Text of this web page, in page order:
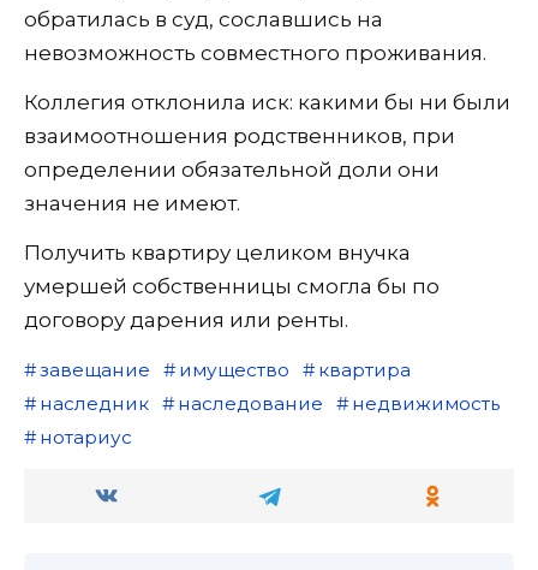
обратилась в суд, сославшись на
невозможность совместного проживания.
Коллегия отклонила иск: какими бы ни были
взаимоотношения родственников, при
определении обязательной доли они
значения не имеют.
Получить квартиру целиком внучка
умершей собственницы смогла бы по
договору дарения или ренты.
завещание имущество
квартира
наследник
наследование
недвижимость
нотариус